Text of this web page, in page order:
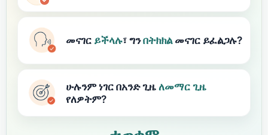
መናገር ይችላሉ፣ ግንበትክክልመናገር ይፈልጋሉ?
ሁሉንም ነገር በአንድ ጊዜለመማርጊዜ
የለዎትም?